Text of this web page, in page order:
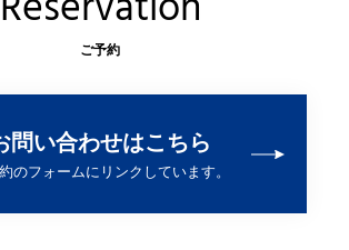
ご予約
問い合わせはこちら
のフォームにリンクしています。